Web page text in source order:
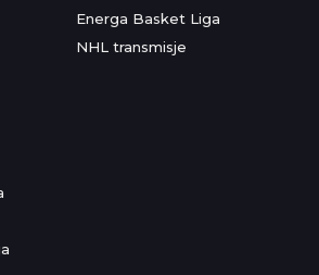
Energa Basket Liga
NHL transmisje